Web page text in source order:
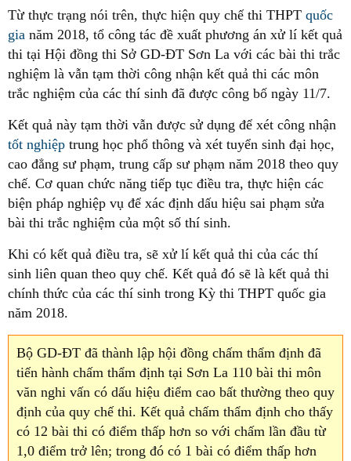
Từ thực trạng nói trên, thực hiện quy chế thi THPT quốc
gia năm 2018, tổ công tác đề xuất phương án xử lí kết quả
thi tại Hội đồng thi Sở GD-ĐT Sơn La với các bài thi trắc
nghiệm là vẫn tạm thời công nhận kết quả thi các môn
trắc nghiệm của các thí sinh đã được công bố ngày 11/7.
Kết quả này tạm thời vẫn được sử dụng để xét công nhận
tốt nghiệp trung học phổ thông và xét tuyển sinh đại học,
cao đẳng sư phạm, trung cấp sư phạm năm 2018 theo quy
chế. Cơ quan chức năng tiếp tục điều tra, thực hiện các
biện pháp nghiệp vụ để xác định dấu hiệu sai phạm sửa
bài thi trắc nghiệm của một số thí sinh.
Khi có kết quả điều tra, sẽ xử lí kết quả thi của các thí
sinh liên quan theo quy chế. Kết quả đó sẽ là kết quả thi
chính thức của các thí sinh trong Kỳ thi THPT quốc gia
năm 2018.
Bộ GD-ĐT đã thành lập hội đồng chấm thẩm định đã
tiến hành chấm thẩm định tại Sơn La 110 bài thi môn
văn nghi vấn có dấu hiệu điểm cao bất thường theo quy
định của quy chế thi. Kết quả chấm thẩm định cho thấy
có 12 bài thi có điểm thấp hơn so với chấm lần đầu từ
1,0 điểm trở lên; trong đó có 1 bài có điểm thấp hơn